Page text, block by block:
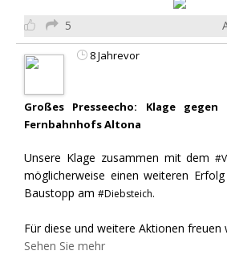
5
8 Jahrevor
Großes Presseecho: Klage
Fernbahnhofs Altona
Unsere Klage zusammen mit dem
möglicherweise einen weiteren
Baustopp am #Diebsteich.
Für diese und weitere Aktionen
Sehen Sie mehr